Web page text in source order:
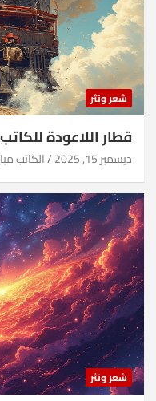
شعر ونثر
قطار اللاعودة
ديسمبر 15, 2025 الكاتب
شعر ونثر